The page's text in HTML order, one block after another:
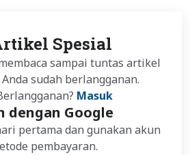
Spesial
sampai tuntas artikel
sudah berlangganan.
Masuk
dengan Google
pertama dan gunakan akun
pembayaran.